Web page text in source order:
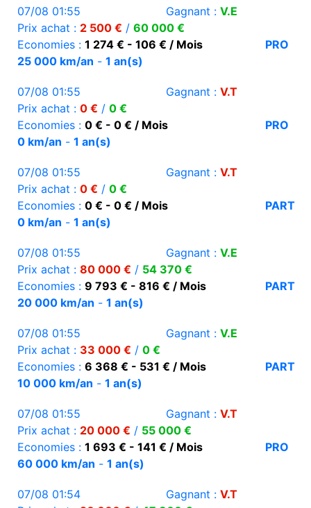
07/08 01:55 Gagnant : V.E
Prix achat : 2 500 € / 60 000 €
Economies : 1 274 € - 106 € / Mois
PRO
25 000 km/an - 1 an(s)
07/08 01:55 Gagnant : V.T
Prix achat : 0 € / 0 €
Economies : 0 € - 0 € / Mois
PRO
0 km/an - 1 an(s)
07/08 01:55 Gagnant : V.T
Prix achat : 0 € / 0 €
Economies : 0 € - 0 € / Mois
PART
0 km/an - 1 an(s)
07/08 01:55 Gagnant : V.E
Prix achat : 80 000 € / 54 370 €
Economies : 9 793 € - 816 € / Mois
PART
20 000 km/an - 1 an(s)
07/08 01:55 Gagnant : V.E
Prix achat : 33 000 € / 0 €
Economies : 6 368 € - 531 € / Mois
PART
10 000 km/an - 1 an(s)
07/08 01:55 Gagnant : V.T
Prix achat : 20 000 € / 55 000 €
Economies : 1 693 € - 141 € / Mois
PRO
60 000 km/an - 1 an(s)
07/08 01:54 Gagnant : V.T